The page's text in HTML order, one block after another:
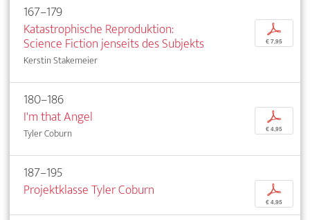
167–179
Katastrophische Reproduktion:
Science Fiction jenseits des Subjekts
Kerstin Stakemeier
p
€ 7,95
180–186
I'm that Angel
Tyler Coburn
p
€ 4,95
187–195
Projektklasse Tyler Coburn
p
€ 4,95